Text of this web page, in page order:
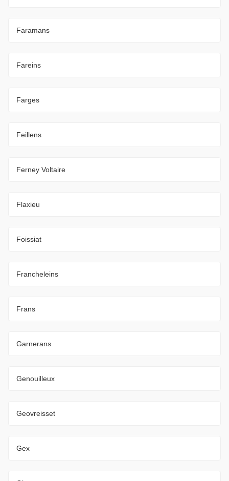
Faramans
Fareins
Farges
Feillens
Ferney Voltaire
Flaxieu
Foissiat
Francheleins
Frans
Garnerans
Genouilleux
Geovreisset
Gex